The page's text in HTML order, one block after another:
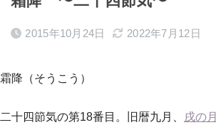
2015年10月24日 2022年7月12日
霜降（そうこう）
二十四節気の第18番目。旧暦九月、 戌の月